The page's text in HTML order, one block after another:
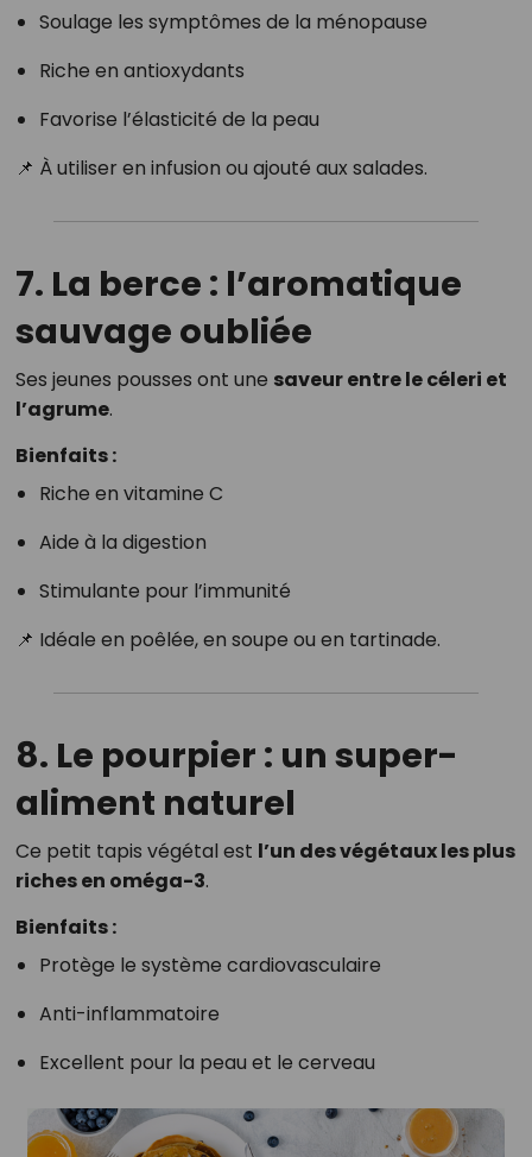
Soulage les symptômes de la ménopause
Riche en antioxydants
Favorise l’élasticité de la peau
📌 À utiliser en infusion ou ajouté aux salades.
7. La berce : l’aromatique
sauvage oubliée
Ses jeunes pousses ont une saveur entre le céleri et
l’agrume.
Bienfaits :
Riche en vitamine C
Aide à la digestion
Stimulante pour l’immunité
📌 Idéale en poêlée, en soupe ou en tartinade.
8. Le pourpier : un super-
aliment naturel
Ce petit tapis végétal est l’un des végétaux les plus
riches en oméga-3.
Bienfaits :
Protège le système cardiovasculaire
Anti-inflammatoire
Excellent pour la peau et le cerveau